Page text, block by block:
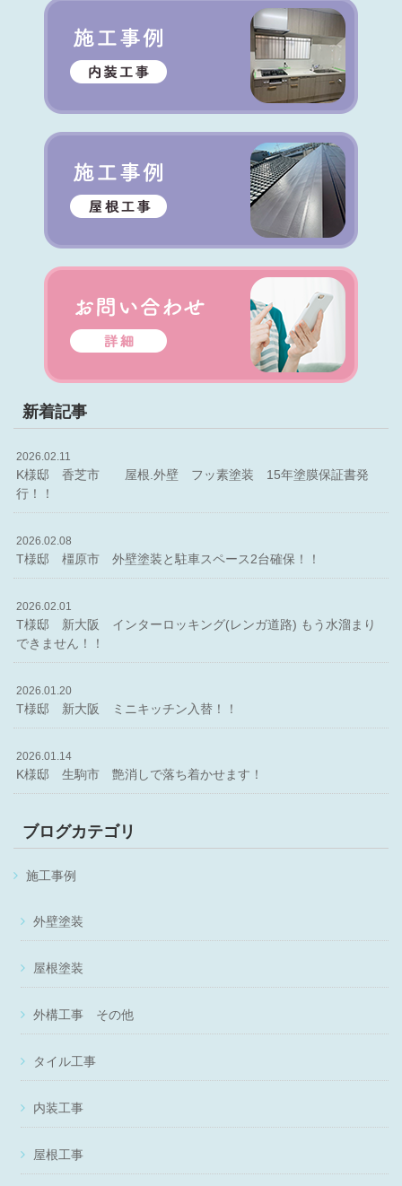
新着記事
2026.02.11
K様邸 香芝市 屋根.外壁 フッ素塗装 15年塗膜保証書発
行！！
2026.02.08
T様邸 橿原市 外壁塗装と駐車スペース2台確保！！
2026.02.01
T様邸 新大阪 インターロッキング(レンガ道路) もう水溜まり
できません！！
2026.01.20
T様邸 新大阪 ミニキッチン入替！！
2026.01.14
K様邸 生駒市 艶消しで落ち着かせます！
ブログカテゴリ
施工事例
外壁塗装
屋根塗装
外構工事 その他
タイル工事
内装工事
屋根工事